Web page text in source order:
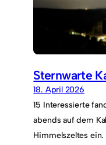
Sternwarte
18. April 2026
15 Interessierte
abends auf dem
Himmelszeltes